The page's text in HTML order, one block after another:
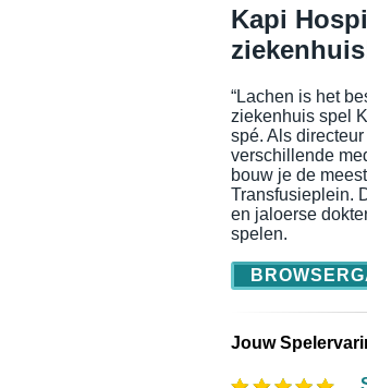
Kapi
“Lachen is het
ziekenhuis spel
spé. Als
verschillende
bouw je de
Transfusieplein.
en jaloerse
spelen.
Jouw